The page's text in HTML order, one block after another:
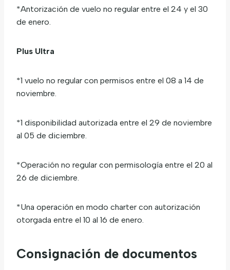
*Antorización de vuelo no regular entre el 24 y el 30
de enero.
Plus Ultra
*1 vuelo no regular con permisos entre el 08 a 14 de
noviembre.
*1 disponibilidad autorizada entre el 29 de noviembre
al 05 de diciembre.
*Operación no regular con permisología entre el 20 al
26 de diciembre.
*Una operación en modo charter con autorización
otorgada entre el 10 al 16 de enero.
Consignación de documentos